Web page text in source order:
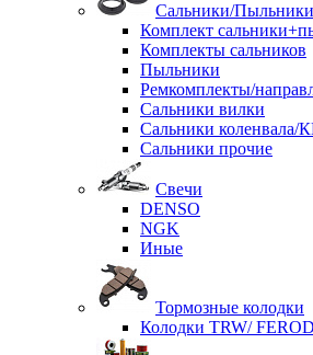
Сальники/Пыльники
Комплект
Комплекты сальников
Пыльники
Ремкомплекты/
Сальники вилки
Сальники
Сальники прочие
Свечи
DENSO
NGK
Иные
Тормозные колодки
Колодки TRW/